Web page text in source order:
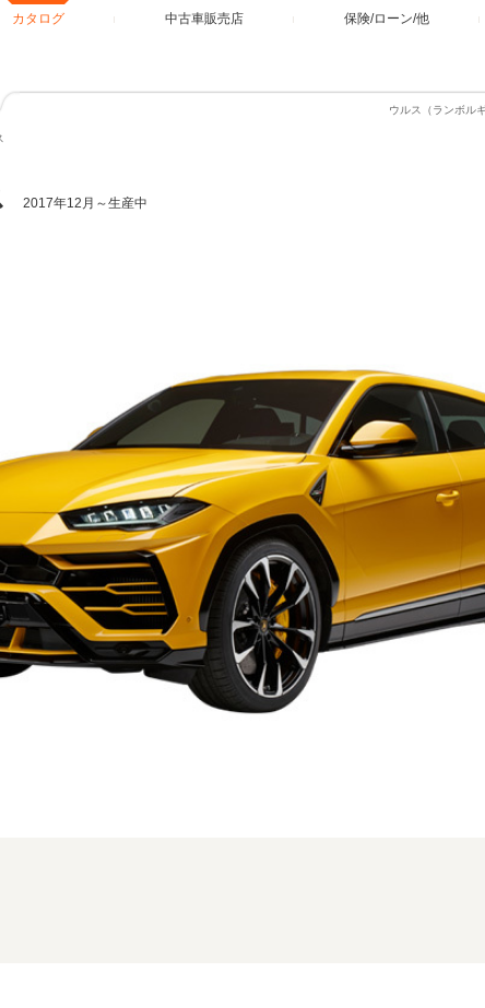
カタログ 中古車販売店 保険/ローン/他
ウルス（ランボル
2017年12月～生産中
時のフロント。写真は本国仕様の為、一部異なる場合があります (1/3枚)